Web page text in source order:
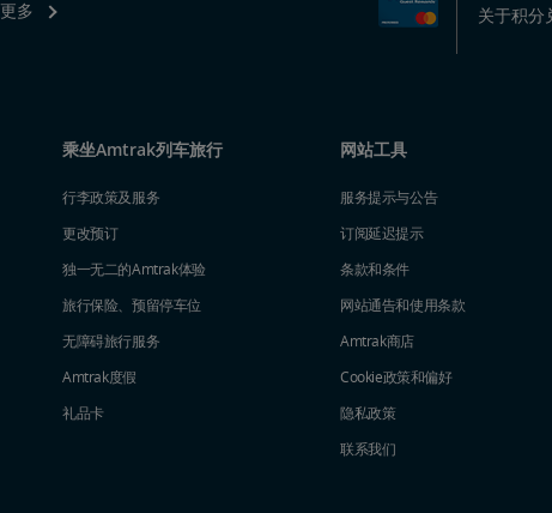
多 关于积分
乘坐Amtrak列车旅行
行李政策及服务
更改预订
独一无二的Amtrak体验
旅行保险、预留停车位
无障碍旅行服务
Amtrak度假
礼品卡
网站工具
服务提示与公告
订阅延迟提示
条款和条件
网站通告和使用条款
Amtrak商店
Cookie政策和偏好
隐私政策
联系我们